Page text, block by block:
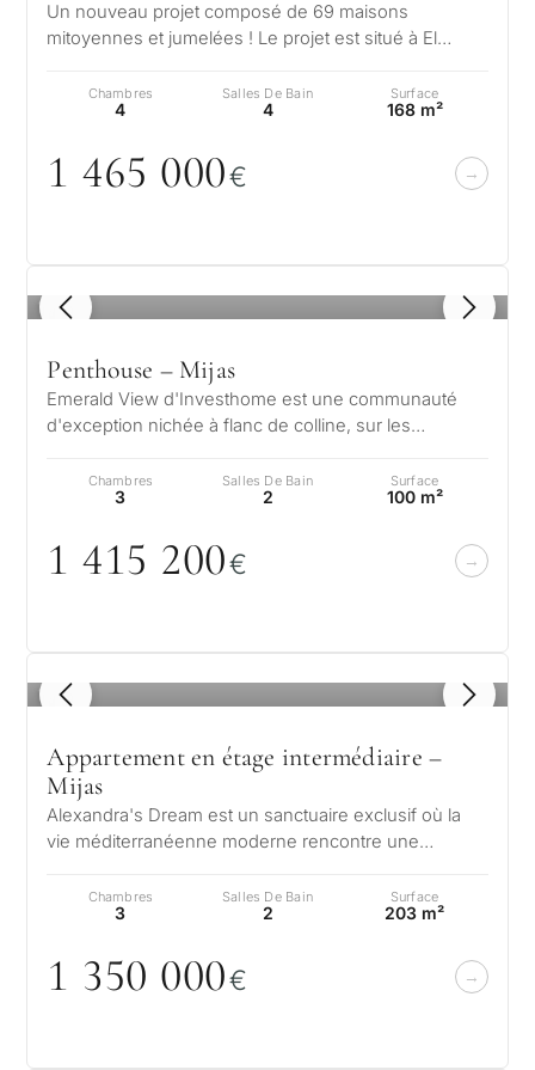
Un nouveau projet composé de 69 maisons
mitoyennes et jumelées ! Le projet est situé à El
Chambres
4
Salles De Bain
4
Surface
168 m²
1 465 000€
1 / 8
Penthouse – Mijas
Emerald View d'Investhome est une communauté
d'exception nichée à flanc de colline, sur les
Chambres
3
Salles De Bain
2
Surface
100 m²
1 415 200€
1 / 8
Appartement en étage intermédiaire –
Mijas
Alexandra's Dream est un sanctuaire exclusif où la
vie méditerranéenne moderne rencontre une
Chambres
3
Salles De Bain
2
Surface
203 m²
1 350 000€
Dans
quel
but